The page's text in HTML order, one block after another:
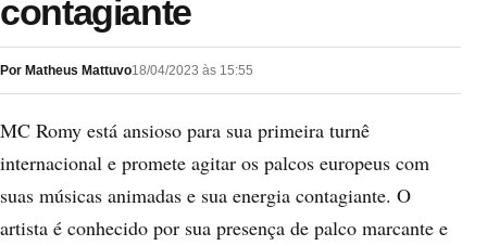
contagiante
Por Matheus Mattuvo18/04/2023 às 15:55
MC Romy está ansioso para sua primeira turnê
internacional e promete agitar os palcos europeus com
suas músicas animadas e sua energia contagiante. O
artista é conhecido por sua presença de palco marcante e